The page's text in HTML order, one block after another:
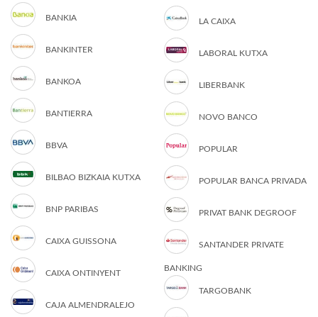
BANKIA
BANKINTER
BANKOA
BANTIERRA
BBVA
BILBAO BIZKAIA KUTXA
BNP PARIBAS
CAIXA GUISSONA
CAIXA ONTINYENT
CAJA ALMENDRALEJO
LA CAIXA
LABORAL KUTXA
LIBERBANK
NOVO BANCO
POPULAR
POPULAR BANCA PRIVADA
PRIVAT BANK DEGROOF
SANTANDER PRIVATE
BANKING
TARGOBANK